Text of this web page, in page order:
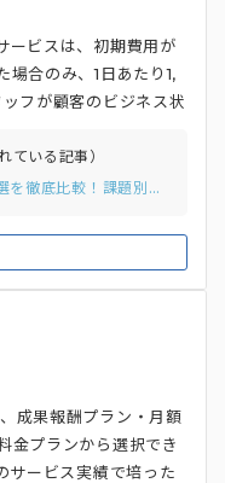
ービスは、初期費用が
合のみ、1日あたり1,
フが顧客のビジネス状
サポートも充実してお
舗情報の登録、画像デ
せず、専任スタッフ
リスクを抑制しつつ、
幅広い業種に対応して
あります。
いる記事）
・MEO対策代行サービスおすすめ10選を徹底比較！課題別のおすすめの選び方と費用相場を解説
成果報酬プラン・月額
金プランから選択でき
サービス実績で培った